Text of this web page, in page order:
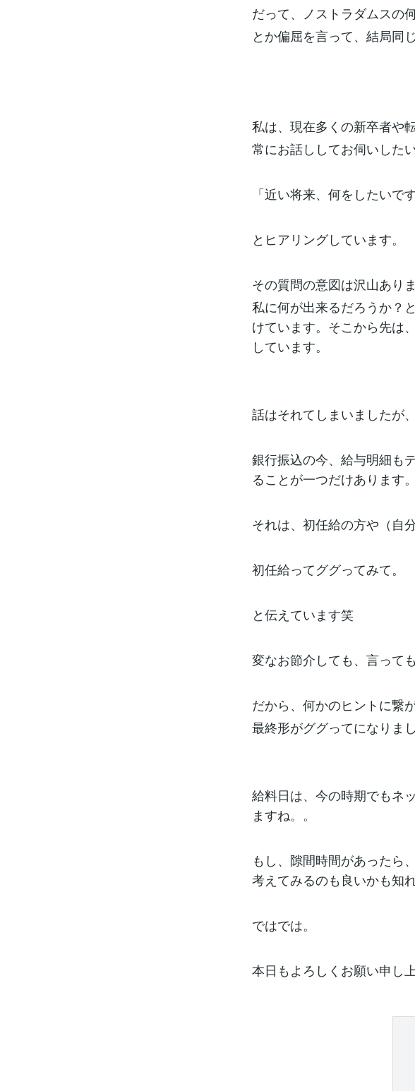
だって、ノストラダムスの
とか偏屈を言って、結局同
私は、現在多くの新卒者や
常にお話ししてお伺いしたい
「近い将来、何をしたいで
とヒアリングしています。
その質問の意図は沢山あり
私に何が出来るだろうか？
けています。そこから先は
しています。
話はそれてしまいましたが、
銀行振込の今、給与明細も
ることが一つだけあります。
それは、初任給の方や（自
初任給ってググってみて。
と伝えています笑
変なお節介しても、言って
だから、何かのヒントに繋
最終形がググってになりま
給料日は、今の時期でもネ
ますね。。
もし、隙間時間があったら
考えてみるのも良いかも知
ではでは。
本日もよろしくお願い申し上